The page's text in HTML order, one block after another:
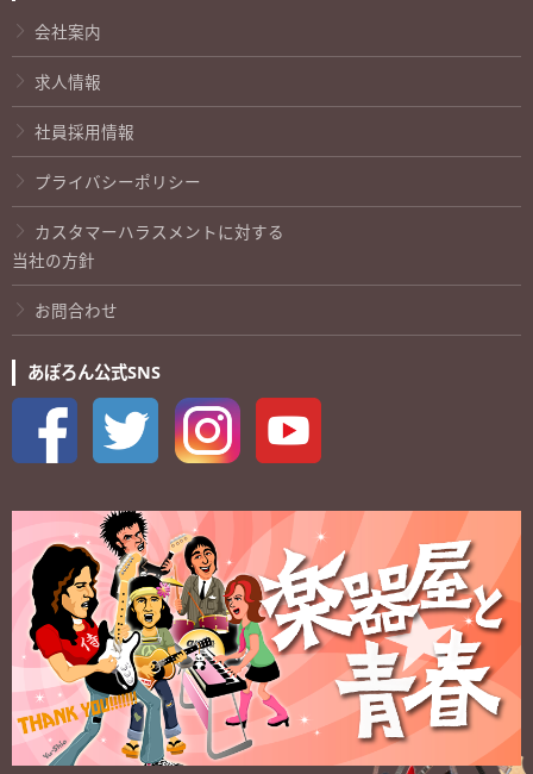
会社案内
求人情報
社員採用情報
プライバシーポリシー
カスタマーハラスメントに対する
当社の方針
お問合わせ
あぽろん公式SNS